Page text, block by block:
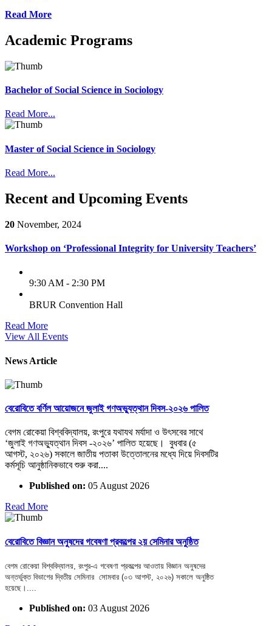
Read More
Academic Programs
Bachelor of Social Science in Sociology
Read More...
Master of Social Science in Sociology
Read More...
Recent and Upcoming Events
20 November, 2024
Workshop on ‘Professional Integrity for University Teachers’
9:30 AM - 2:30 PM
BRUR Convention Hall
Read More
View All Events
News Article
বেরোবিতে বর্ণিল আয়োজনে জুলাই গণঅভ্যুত্থান দিবস-২০২৬ পালিত
বেগম রোকেয়া বিশ্ববিদ্যালয়, রংপুরে যথাযথ মর্যাদা ও উৎসবের সাথে
‘জুলাই গণঅভ্যুত্থান দিবস -২০২৬’ পালিত হয়েছে। বুধবার (৫
আগস্ট, ২০২৬) সকালে জাতীয় পতাকা উত্তোলনের মধ্যে দিয়ে দিবসটির
কর্মসূচি আনুষ্ঠানিকভাবে শুরু করা....
Published on: 05 August 2026
Read More
বেরোবিতে বিজ্ঞান অনুষদের গবেষণা প্রকল্পের ২য় সেমিনার অনুষ্ঠিত
বেগম রোকেয়া বিশ্ববিদ্যালয়, রংপুর-এ গবেষণা প্রকল্পের আওতায় বিজ্ঞান অনুষদের
অন্তর্ভুক্ত বিভাগের দ্বিতীয় সেমিনার সোমবার (০৩ আগস্ট, ২০২৬) সকালে অনুষ্ঠিত
হয়েছে।....
Published on: 03 August 2026